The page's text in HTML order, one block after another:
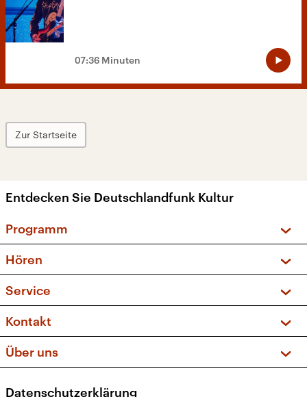
07:36 Minuten
Zur Startseite
Entdecken Sie Deutschlandfunk Kultur
Programm
Sendungen und Podcasts
Musikliste
Kakadu – Das Kinderprogramm
Hören
Frequenzen (UKW + DAB+)
Service
FAQ
Apps
Newsletter
Kontakt
Social Media
Über uns
Datenschutzerklärung